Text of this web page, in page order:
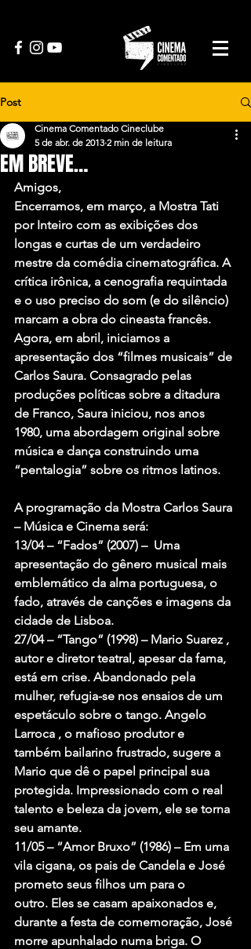
Post
EM BREVE…
Cinema Comentado Cineclube
5 de abr. de 2013 2 min de leitura
Amigos,
Encerramos, em março, a Mostra Tati
por Inteiro com as exibições dos
longas e curtas de um verdadeiro
mestre da comédia cinematográfica. A
crítica irônica, a cenografia requintada
e o uso preciso do som (e do silêncio)
marcam a obra do cineasta francês.
Agora, em abril, iniciamos a
apresentação dos “filmes musicais” de
Carlos Saura. Consagrado pelas
produções políticas sobre a ditadura
de Franco, Saura iniciou, nos anos
1980, uma abordagem original sobre
música e dança construindo uma
“pentalogia” sobre os ritmos latinos.
A programação da Mostra Carlos Saura
– Música e Cinema será:
13/04 – “Fados” (2007) –  Uma
apresentação do gênero musical mais
emblemático da alma portuguesa, o
fado, através de canções e imagens da
cidade de Lisboa.
27/04 – “Tango” (1998) – Mario Suarez ,
autor e diretor teatral, apesar da fama,
está em crise. Abandonado pela
mulher, refugia-se nos ensaios de um
espetáculo sobre o tango. Angelo
Larroca , o mafioso produtor e
também bailarino frustrado, sugere a
Mario que dê o papel principal sua
protegida. Impressionado com o real
talento e beleza da jovem, ele se torna
seu amante.
11/05 – “Amor Bruxo” (1986) – Em uma
vila cigana, os pais de Candela e José
prometo seus filhos um para o
outro. Eles se casam apaixonados e,
durante a festa de comemoração, José
morre apunhalado numa briga. O